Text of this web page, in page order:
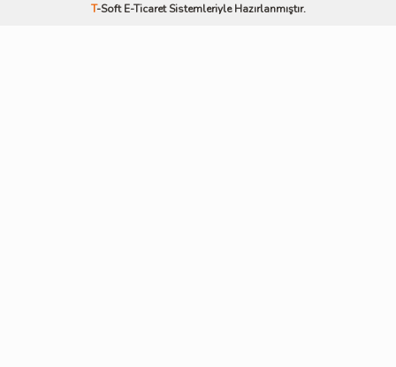
T-SoftE-TicaretSistemleriyle Hazırlanmıştır.